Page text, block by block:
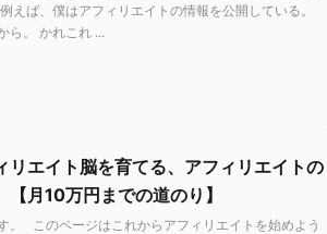
えば、僕はアフィリエイトの情報を公開している。
ら。 かれこれ ...
リエイト脳を育てる、アフィリエイトの
月10万円までの道のり】
。 このページはこれからアフィリエイトを始めよう